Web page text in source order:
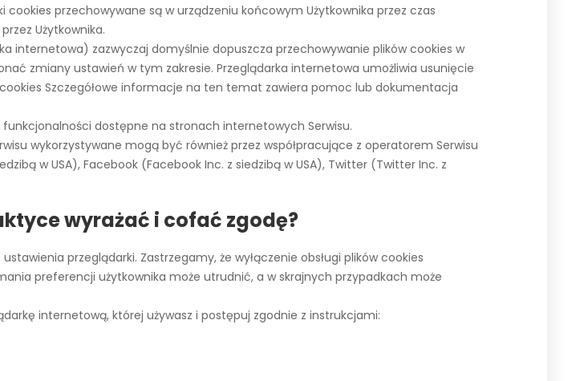
przechowywane są w urządzeniu końcowym Użytkownika przez czas
Użytkownika.
internetowa) zazwyczaj domyślnie dopuszcza przechowywanie plików cookies w
zmiany ustawień w tym zakresie. Przeglądarka internetowa umożliwia usunięcie
Szczegółowe informacje na ten temat zawiera pomoc lub dokumentacja
dostępne na stronach internetowych Serwisu.
wykorzystywane mogą być również przez współpracujące z operatorem Serwisu
w USA), Facebook (Facebook Inc. z siedzibą w USA), Twitter (Twitter Inc. z
wyrażać i cofać zgodę?
przeglądarki. Zastrzegamy, że wyłączenie obsługi plików cookies
preferencji użytkownika może utrudnić, a w skrajnych przypadkach może
internetową, której używasz i postępuj zgodnie z instrukcjami: